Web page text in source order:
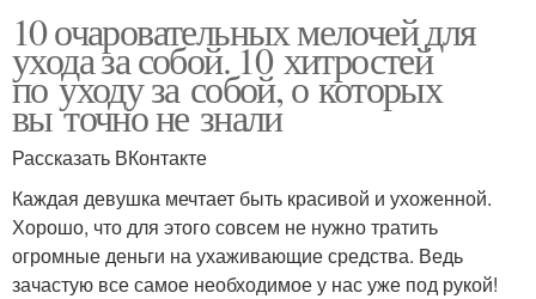
10 очаровательных мелочей для
ухода за собой. 10 хитростей
по уходу за собой, о которых
вы точно не знали
Рассказать ВКонтакте
Каждая девушка мечтает быть красивой и ухоженной.
Хорошо, что для этого совсем не нужно тратить
огромные деньги на ухаживающие средства. Ведь
зачастую все самое необходимое у нас уже под рукой!